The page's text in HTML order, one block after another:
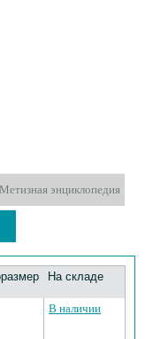
Метизная энциклопедия
На складе
В наличии